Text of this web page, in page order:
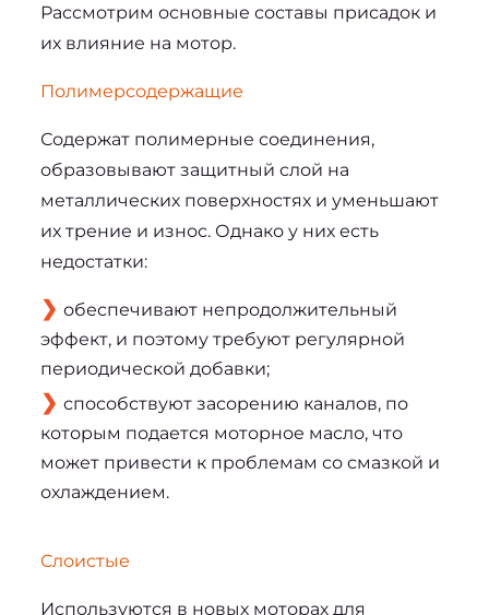
Рассмотрим основные составы присадок и
их влияние на мотор.
Полимерсодержащие
Содержат полимерные соединения,
образовывают защитный слой на
металлических поверхностях и уменьшают
их трение и износ. Однако у них есть
недостатки:
обеспечивают непродолжительный
эффект, и поэтому требуют регулярной
периодической добавки;
способствуют засорению каналов, по
которым подается моторное масло, что
может привести к проблемам со смазкой и
охлаждением.
Слоистые
Используются в новых моторах для